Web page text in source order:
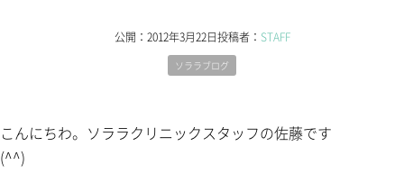
公開： 2012年3月22日投稿者： STAFF
ソララブログ
こんにちわ。ソララクリニックスタッフの佐藤です
(^^)